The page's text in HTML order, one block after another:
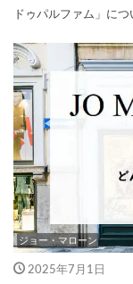
ドゥパルファム」に
ジョー・マローン
2025年7月1日